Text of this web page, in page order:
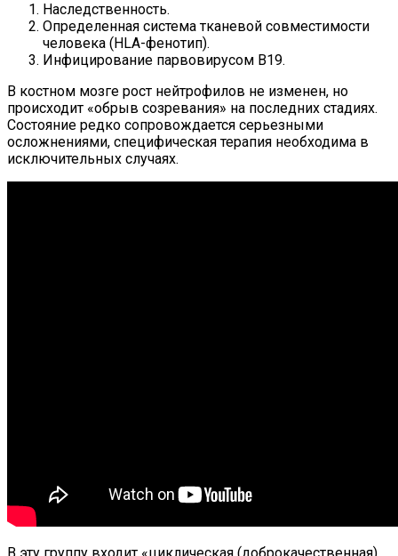
Наследственность.
Определенная система тканевой совместимости
человека (HLA-фенотип).
Инфицирование парвовирусом B19.
В костном мозге рост нейтрофилов не изменен, но
происходит «обрыв созревания» на последних стадиях.
Состояние редко сопровождается серьезными
осложнениями, специфическая терапия необходима в
исключительных случаях.